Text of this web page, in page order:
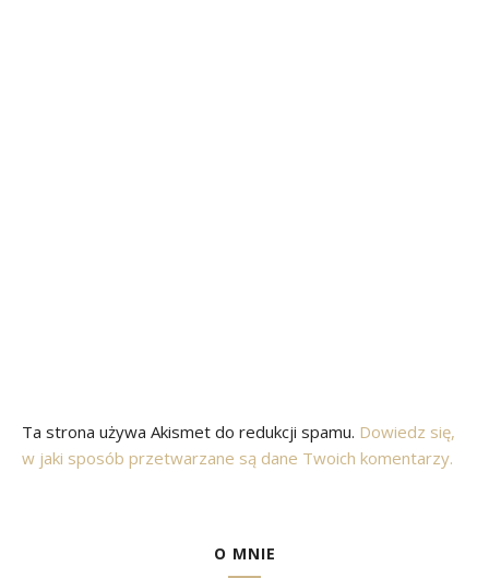
Ta strona używa Akismet do redukcji spamu. Dowiedz się,
w jaki sposób przetwarzane są dane Twoich komentarzy.
O MNIE